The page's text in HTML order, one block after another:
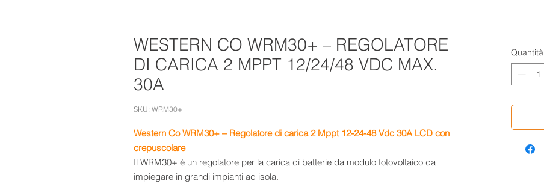
WESTERN CO WRM30+ – REGOLATORE
DI CARICA 2 MPPT 12/24/48 VDC MAX.
30A
SKU: WRM30+
Western Co WRM30+ – Regolatore di carica 2 Mppt 12-24-48 Vdc 30A LCD con
crepuscolare
Il WRM30+ è un regolatore per la carica di batterie da modulo fotovoltaico da
impiegare in grandi impianti ad isola.
Quantità